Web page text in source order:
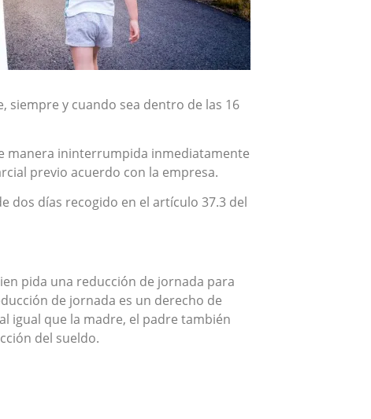
y cuando sea dentro de las 16
manera ininterrumpida inmediatamente
previo acuerdo con la empresa.
dos días recogido en el artículo 37.3 del
pida una reducción de jornada para
de jornada es un derecho de
igual que la madre, el padre también
del sueldo.